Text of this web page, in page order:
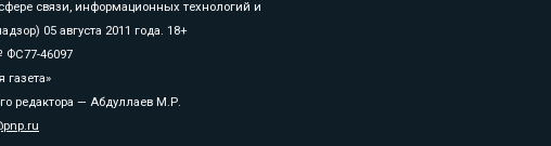
связи, информационных технологий и
05 августа 2011 года. 18+
ФС77-46097
редактора — Абдуллаев М.Р.